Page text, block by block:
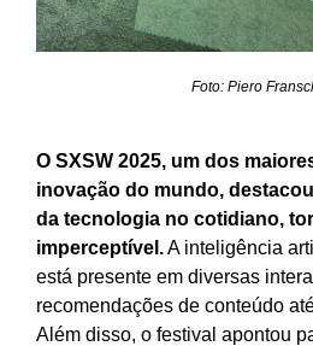
Foto: Piero
O SXSW 2025, um dos
inovação do mundo,
da tecnologia no cotidiano,
imperceptível.A inteligência
está presente em diversas
recomendações de conteúdo
Além disso, o festival apontou